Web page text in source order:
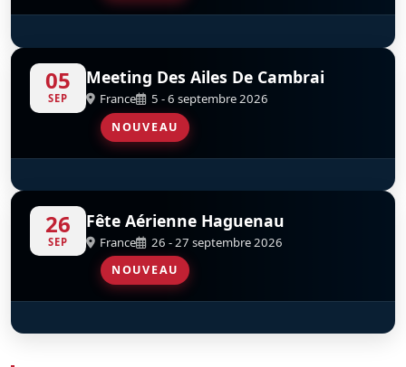
S D
Couteau Delta Tactical Display
05
SEP
Meeting Des Ailes De Cambrai
France 5 - 6 septembre 2026
NOUVEAU
D
Mustang X-Ray
26
SEP
Fête Aérienne Haguenau
France 26 - 27 septembre 2026
NOUVEAU
D
Mustang X-Ray